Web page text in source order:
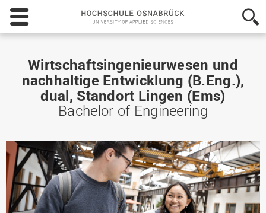
Hochschule
Osnabrück
-
Applied
Sciences
Wirtschaftsingenieurwesen und
nachhaltige Entwicklung (B.Eng.),
dual, Standort Lingen (Ems)
Bachelor of Engineering